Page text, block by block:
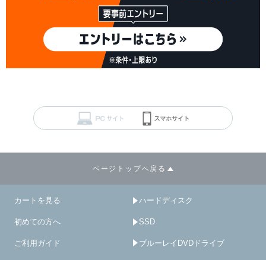
ページトップへ戻る
カートを見る
初めての方へ
ご利用ガイド
ハードディスク
SSD
ブルーレイDVDドライブ